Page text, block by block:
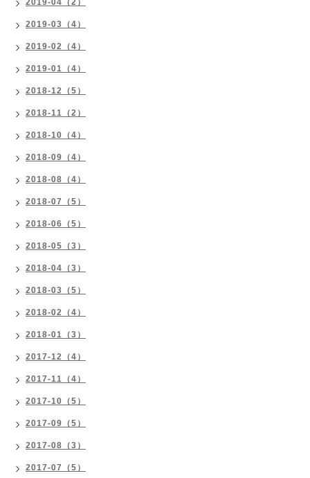
2019-04（2）
2019-03（4）
2019-02（4）
2019-01（4）
2018-12（5）
2018-11（2）
2018-10（4）
2018-09（4）
2018-08（4）
2018-07（5）
2018-06（5）
2018-05（3）
2018-04（3）
2018-03（5）
2018-02（4）
2018-01（3）
2017-12（4）
2017-11（4）
2017-10（5）
2017-09（5）
2017-08（3）
2017-07（5）